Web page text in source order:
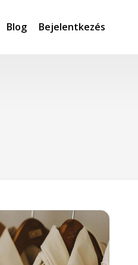
Blog Bejelentkezés